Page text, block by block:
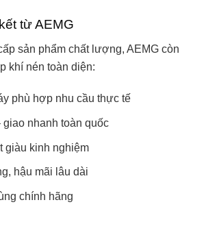
từ AEMG
sản phẩm chất lượng, AEMG còn
khí nén toàn diện:
phù hợp nhu cầu thực tế
giao nhanh toàn quốc
giàu kinh nghiệm
hậu mãi lâu dài
chính hãng